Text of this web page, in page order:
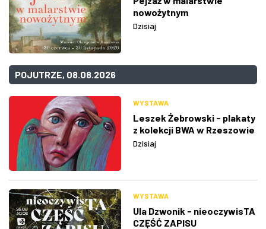
nowożytnym
Dzisiaj
POJUTRZE, 08.08.2026
WYSTAWA
Leszek Żebrowski - plakaty
z kolekcji BWA w Rzeszowie
Dzisiaj
WYSTAWA
Ula Dzwonik - nieoczywisTA
CZĘŚĆ ZAPISU